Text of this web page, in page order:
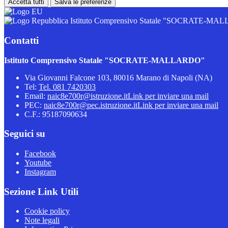
Accetta tutti Salva le preferenze
Istituto Comprensivo Statale "SOCRATE-
Contatti
Istituto Comprensivo Statale "SOCRATE-MALLARDO"
Via Giovanni Falcone 103, 80016 Marano di Napoli (NA)
Tel: Tel. 081 7420303
Email: naic8e700r@istruzione.itLink per inviare una mail
PEC: naic8e700r@pec.istruzione.itLink per inviare una mail
C.F.: 95187090634
Seguici su
Facebook
Youtube
Instagram
Sezione Link Utili
Cookie policy
Note legali